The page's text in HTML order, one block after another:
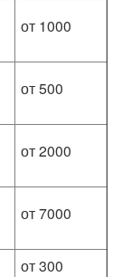
от 1000
от 500
от 2000
от 7000
от 300